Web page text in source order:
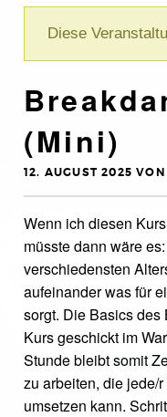
Diese
(Mini)
12. AUGUST 2025 VON
Wenn ich diesen
müsste dann wäre
verschiedensten
aufeinander was für
sorgt. Die Basics
Kurs geschickt im
Stunde bleibt somit
zu arbeiten, die jede/
umsetzen kann.